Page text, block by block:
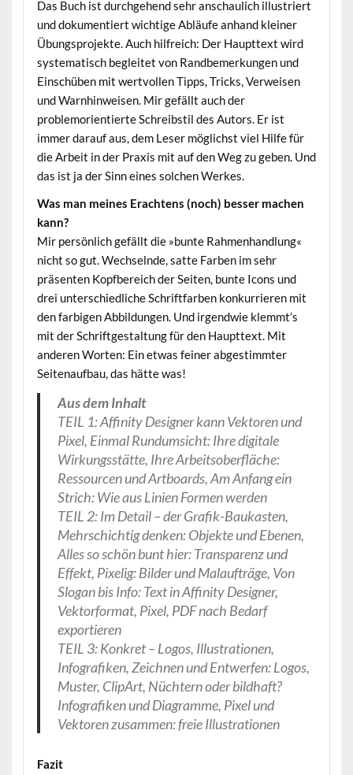
Das Buch ist durchgehend sehr anschaulich illustriert
und dokumentiert wichtige Abläufe anhand kleiner
Übungsprojekte. Auch hilfreich: Der Haupttext wird
systematisch begleitet von Randbemerkungen und
Einschüben mit wertvollen Tipps, Tricks, Verweisen
und Warnhinweisen. Mir gefällt auch der
problemorientierte Schreibstil des Autors. Er ist
immer darauf aus, dem Leser möglichst viel Hilfe für
die Arbeit in der Praxis mit auf den Weg zu geben. Und
das ist ja der Sinn eines solchen Werkes.
Was man meines Erachtens (noch) besser machen
kann?
Mir persönlich gefällt die »bunte Rahmenhandlung«
nicht so gut. Wechselnde, satte Farben im sehr
präsenten Kopfbereich der Seiten, bunte Icons und
drei unterschiedliche Schriftfarben konkurrieren mit
den farbigen Abbildungen. Und irgendwie klemmt’s
mit der Schriftgestaltung für den Haupttext. Mit
anderen Worten: Ein etwas feiner abgestimmter
Seitenaufbau, das hätte was!
Aus dem Inhalt
TEIL 1: Affinity Designer kann Vektoren und
Pixel, Einmal Rundumsicht: Ihre digitale
Wirkungsstätte, Ihre Arbeitsoberfläche:
Ressourcen und Artboards, Am Anfang ein
Strich: Wie aus Linien Formen werden
TEIL 2: Im Detail – der Grafik-Baukasten,
Mehrschichtig denken: Objekte und Ebenen,
Alles so schön bunt hier: Transparenz und
Effekt, Pixelig: Bilder und Malaufträge, Von
Slogan bis Info: Text in Affinity Designer,
Vektorformat, Pixel, PDF nach Bedarf
exportieren
TEIL 3: Konkret – Logos, Illustrationen,
Infografiken, Zeichnen und Entwerfen: Logos,
Muster, ClipArt, Nüchtern oder bildhaft?
Infografiken und Diagramme, Pixel und
Vektoren zusammen: freie Illustrationen
Fazit